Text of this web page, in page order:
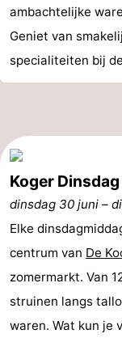
Kerken
-
Molens
-
Boerderijen
-
Speeltuinen
Minigolfbanen
Natuur
Rondleidingen
ambachtelijke
Geniet van
specialiteiten bij
Koger
dinsdag 30 juni –
Elke
centrum van De
zomermarkt. Van
struinen langs
waren. Wat kun je